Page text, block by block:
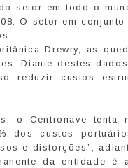
setor em todo o
O setor em
Drewry, as
Diante destes
reduzir custos
o Centronave
dos custos
e distorções”,
da entidade